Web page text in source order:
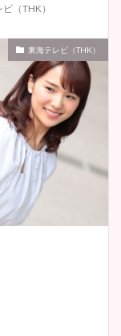
（THK）
東海テレビ（THK）